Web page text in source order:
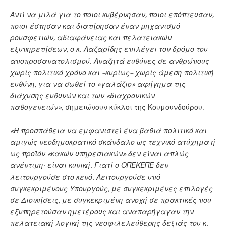
Αντί να μιλά για το ποιοι κυβέρνησαν, ποιοι επόπτευσαν,
ποιοι έστησαν και διατήρησαν έναν μηχανισμό
ρουσφετιών, αδιαφάνειας και πελατειακών
εξυπηρετήσεων, ο κ. Λαζαρίδης επιλέγει τον δρόμο του
αποπροσανατολισμού. Αναζητά ευθύνες σε ανθρώπους
χωρίς πολιτικό χρόνο και –κυρίως– χωρίς άμεση πολιτική
ευθύνη, για να σωθεί το «γαλάζιο» αφήγημα της
διάχυσης ευθυνών και των «διαχρονικών
παθογενειών», σημειώνουν κύκλοι της Κουμουνδούρου.
«Η προσπάθεια να εμφανιστεί ένα βαθιά πολιτικό και
αμιγώς νεοδημοκρατικό σκάνδαλο ως τεχνικό ατύχημα ή
ως προϊόν «κακών υπηρεσιακών» δεν είναι απλώς
ανέντιμη· είναι κυνική. Γιατί ο ΟΠΕΚΕΠΕ δεν
λειτουργούσε στο κενό. Λειτουργούσε υπό
συγκεκριμένους Υπουργούς, με συγκεκριμένες επιλογές
σε Διοικήσεις, με συγκεκριμένη ανοχή σε πρακτικές που
εξυπηρετούσαν ημετέρους και αναπαρήγαγαν την
πελατειακή λογική της νεοφιλελεύθερης δεξιάς του κ.